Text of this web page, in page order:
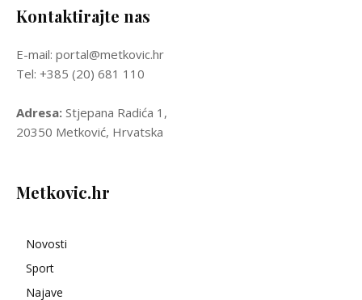
Kontaktirajte nas
E-mail: portal@metkovic.hr
Tel: +385 (20) 681 110
Adresa: Stjepana Radića 1,
20350 Metković, Hrvatska
Metkovic.hr
Novosti
Sport
Najave